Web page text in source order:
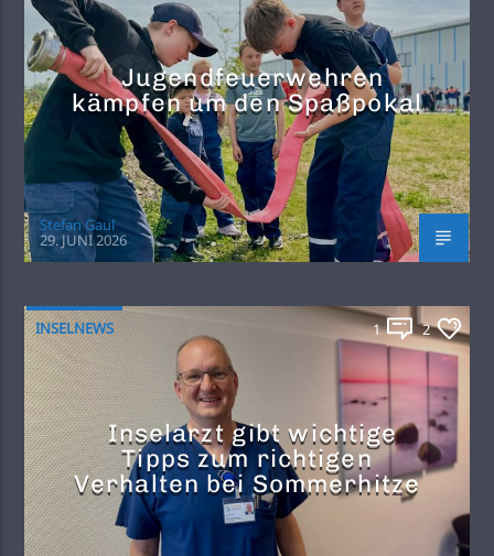
Jugendfeuerwehren
kämpfen um den Spaßpokal
Stefan Gaul
29. JUNI 2026
INSELNEWS 1 2
Inselarzt gibt wichtige
Tipps zum richtigen
Verhalten bei Sommerhitze